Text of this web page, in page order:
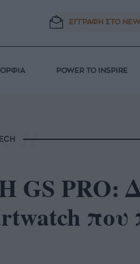
ΕΓΓΡΑΦΗ ΣΤΟ
POWER TO INSPIRE
GS PRO: